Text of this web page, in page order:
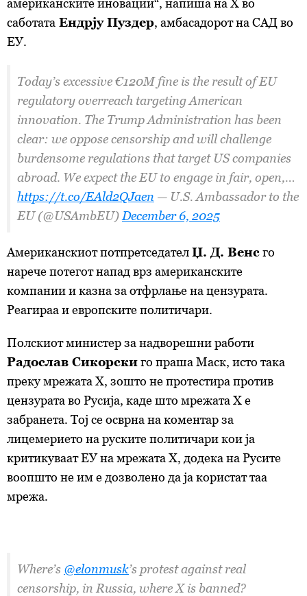
американските иновации“, напиша на X во
саботата Ендрју Пуздер, амбасадорот на САД во
ЕУ.
Today’s excessive €120M fine is the result of EU
regulatory overreach targeting American
innovation. The Trump Administration has been
clear: we oppose censorship and will challenge
burdensome regulations that target US companies
abroad. We expect the EU to engage in fair, open,…
https://t.co/EAld2QJaen — U.S. Ambassador to the
EU (@USAmbEU) December 6, 2025
Американскиот потпретседателЏ. Д. Венсго
нарече потегот напад врз американските
компании и казна за отфрлање на цензурата.
Реагираа и европските политичари.
Полскиот министер за надворешни работи
Радослав Сикорскиго праша Маск, исто така
преку мрежата X, зошто не протестира против
цензурата во Русија, каде што мрежата X е
забранета. Тој се осврна на коментар за
лицемерието на руските политичари кои ја
критикуваат ЕУ на мрежата X, додека на Русите
воопшто не им е дозволено да ја користат таа
мрежа.
Where’s @elonmusk’s protest against real
censorship, in Russia, where X is banned?